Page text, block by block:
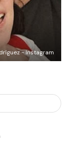
- Instagram